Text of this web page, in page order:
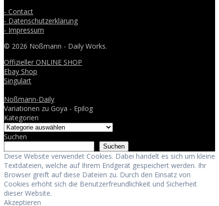
- Contact
- Datenschutzerklärung
- Impressum
© 2026 Noßmann - Daily Works.
Offizieller ONLINE SHOP
Ebay Shop
Singulart
Noßmann-Daily
Variationen zu Goya - Epilog
Kategorien
Suchen
Suchen
Diese Website verwendet Cookies. Dabei handelt es sich um kleine
Textdateien, welche auf Ihrem Endgerät gespeichert werden. Ihr
Browser greift auf diese Dateien zu. Durch den Einsatz von
Cookies erhöht sich die Benutzerfreundlichkeit und Sicherheit
dieser Website.
Akzeptieren